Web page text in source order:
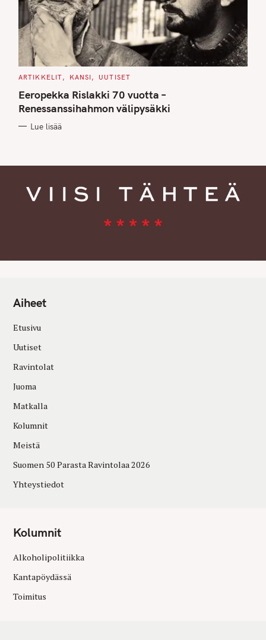
C
T
E
G
O
I
ARTIKKELIT KANSI UUTISET
Eeropekka Rislakki 70 vuotta –
Renessanssihahmon välipysäkki
Lue lisää
Aiheet
Etusivu
Uutiset
Ravintolat
Juoma
Matkalla
Kolumnit
Meistä
Suomen 50 Parasta Ravintolaa 2026
Yhteystiedot
Kolumnit
Alkoholipolitiikka
Kantapöydässä
Toimitus